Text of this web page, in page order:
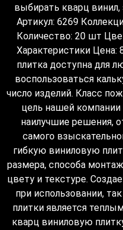
выбирать кварц
Артикул: 6269
Количество: 20 шт
Характеристики Цена:
плитка доступна для
воспользоваться
число изделий. Класс
цель нашей компании
наилучшие решения,
самого
гибкую виниловую
размера, способа
цвету и текстуре.
при использовании,
плитки является
кварц виниловую